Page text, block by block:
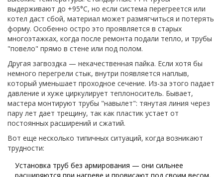
выдерживают до +95°C, но если система перегреется или
котел даст сбой, материал может размягчиться и потерять
форму. Особенно остро это проявляется в старых
многоэтажках, когда после ремонта подали тепло, и трубы
"повело" прямо в стене или под полом.
Другая загвоздка — некачественная пайка. Если хотя бы
немного перегрели стык, внутри появляется наплыв,
который уменьшает проходное сечение. Из-за этого падает
давление и хуже циркулирует теплоноситель. Бывает,
мастера монтируют трубы "навылет": тянутая линия через
пару лет дает трещину, так как пластик устает от
постоянных расширений и сжатий.
Вот еще несколько типичных ситуаций, когда возникают
трудности:
Установка труб без армирования — они сильнее